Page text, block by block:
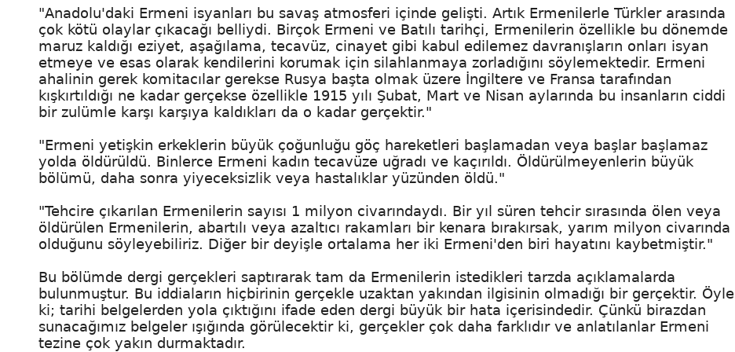
"Anadolu'daki Ermeni isyanları bu savaş atmosferi içinde gelişti. Artık Ermenilerle Türkler arasında
çok kötü olaylar çıkacağı belliydi. Birçok Ermeni ve Batılı tarihçi, Ermenilerin özellikle bu dönemde
maruz kaldığı eziyet, aşağılama, tecavüz, cinayet gibi kabul edilemez davranışların onları isyan
etmeye ve esas olarak kendilerini korumak için silahlanmaya zorladığını söylemektedir. Ermeni
ahalinin gerek komitacılar gerekse Rusya başta olmak üzere İngiltere ve Fransa tarafından
kışkırtıldığı ne kadar gerçekse özellikle 1915 yılı Şubat, Mart ve Nisan aylarında bu insanların ciddi
bir zulümle karşı karşıya kaldıkları da o kadar gerçektir."
"Ermeni yetişkin erkeklerin büyük çoğunluğu göç hareketleri başlamadan veya başlar başlamaz
yolda öldürüldü. Binlerce Ermeni kadın tecavüze uğradı ve kaçırıldı. Öldürülmeyenlerin büyük
bölümü, daha sonra yiyeceksizlik veya hastalıklar yüzünden öldü."
"Tehcire çıkarılan Ermenilerin sayısı 1 milyon civarındaydı. Bir yıl süren tehcir sırasında ölen veya
öldürülen Ermenilerin, abartılı veya azaltıcı rakamları bir kenara bırakırsak, yarım milyon civarında
olduğunu söyleyebiliriz. Diğer bir deyişle ortalama her iki Ermeni'den biri hayatını kaybetmiştir."
Bu bölümde dergi gerçekleri saptırarak tam da Ermenilerin istedikleri tarzda açıklamalarda
bulunmuştur. Bu iddiaların hiçbirinin gerçekle uzaktan yakından ilgisinin olmadığı bir gerçektir. Öyle
ki; tarihi belgelerden yola çıktığını ifade eden dergi büyük bir hata içerisindedir. Çünkü birazdan
sunacağımız belgeler ışığında görülecektir ki, gerçekler çok daha farklıdır ve anlatılanlar Ermeni
tezine çok yakın durmaktadır.